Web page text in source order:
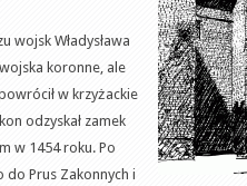
wojsk Władysława
koronne, ale
w krzyżackie
odzyskał zamek
w 1454 roku. Po
do Prus Zakonnych i